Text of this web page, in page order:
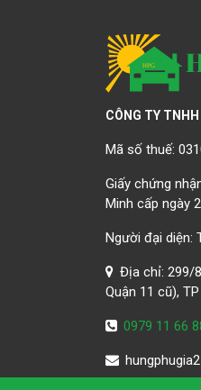
CÔNG TY
Mã số thuế:
Giấy chứng
Minh cấp ngày
Người đại diện:
Địa chỉ: 299/
Quận 11 cũ),
0979 11 66